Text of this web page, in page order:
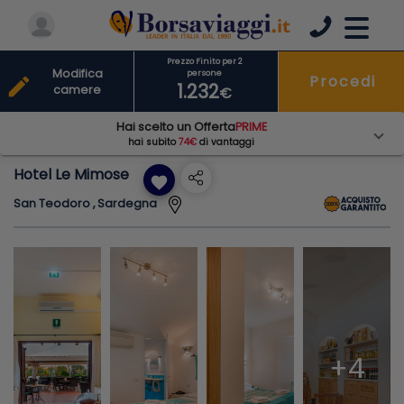
Hotel Le Mimose favorite
San Teodoro , Sardegna
+4
Prezzo Finito per 2
persone
1.232€
Procedi
edit
Modifica
camere
Hai scelto un OffertaPRIME
hai subito74€ di vantaggi